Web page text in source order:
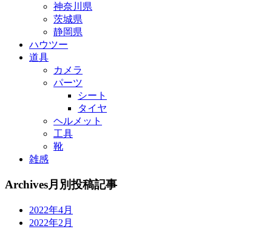
神奈川県
茨城県
静岡県
ハウツー
道具
カメラ
パーツ
シート
タイヤ
ヘルメット
工具
靴
雑感
Archives月別投稿記事
2022年4月
2022年2月